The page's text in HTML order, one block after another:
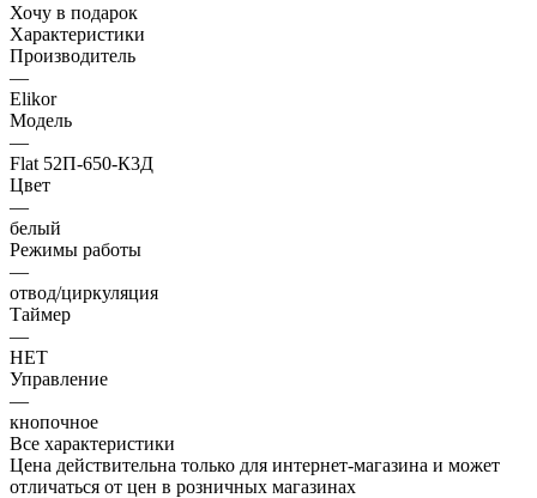
Хочу в подарок
Характеристики
Производитель
—
Elikor
Модель
—
Flat 52П-650-К3Д
Цвет
—
белый
Режимы работы
—
отвод/циркуляция
Таймер
—
НЕТ
Управление
—
кнопочное
Все характеристики
Цена действительна только для интернет-магазина и может
отличаться от цен в розничных магазинах